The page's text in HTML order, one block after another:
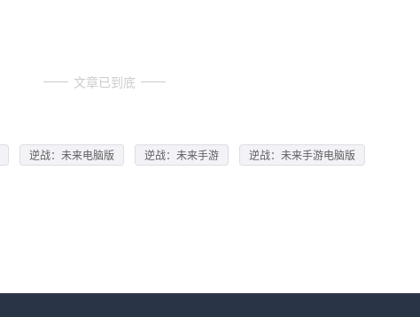
文章已到底
逆战：未来电脑版 逆战：未来手游
逆战：未来手游电脑版